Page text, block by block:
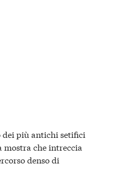
più antichi setifici
che intreccia
denso di